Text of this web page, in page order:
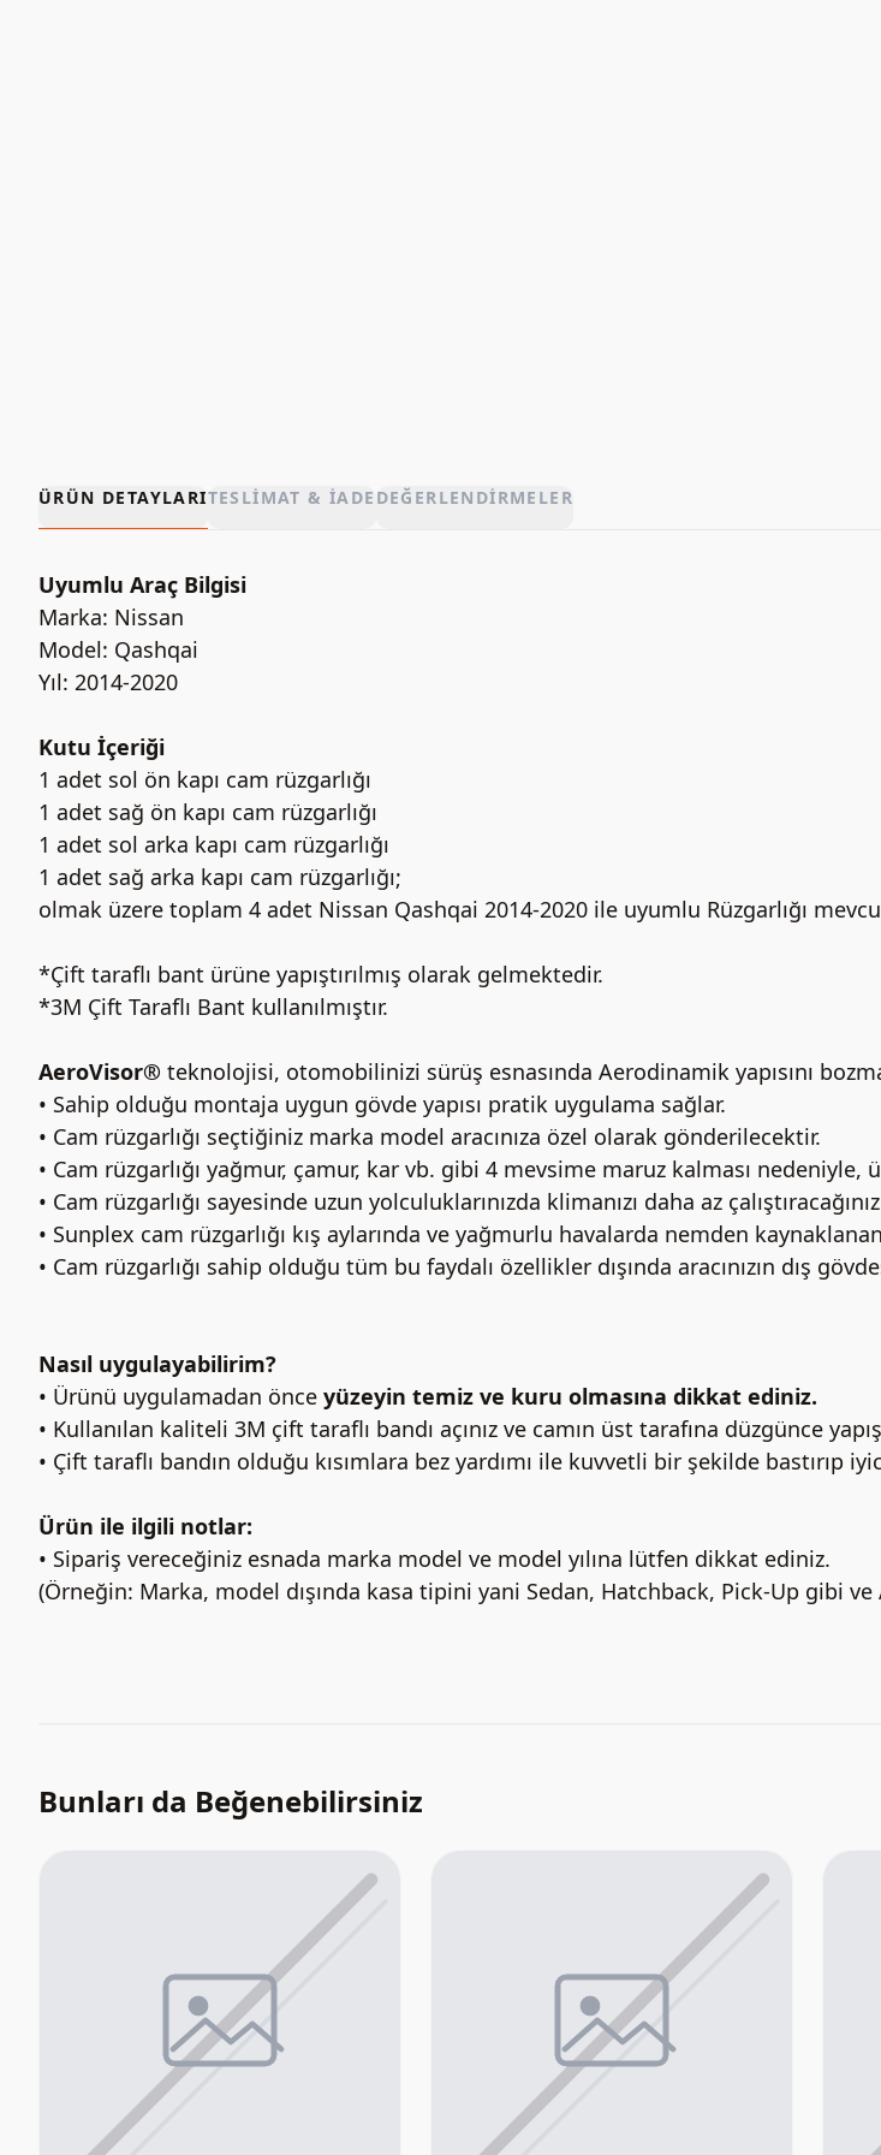
ÜRÜN DETAYLARITESLIMAT & İADE DEĞERLENDIRMELER
Uyumlu Araç Bilgisi
Marka: Nissan
Model: Qashqai
Yıl: 2014-2020
Kutu İçeriği
1 adet sol ön kapı cam rüzgarlığı
1 adet sağ ön kapı cam rüzgarlığı
1 adet sol arka kapı cam rüzgarlığı
1 adet sağ arka kapı cam rüzgarlığı;
olmak üzere toplam 4 adet Nissan Qashqai 2014-2020 ile uyumlu Rüzgarlığı
*Çift taraflı bant ürüne yapıştırılmış olarak gelmektedir.
*3M Çift Taraflı Bant kullanılmıştır.
AeroVisor® teknolojisi, otomobilinizi sürüş esnasında Aerodinamik yapısını
• Sahip olduğu montaja uygun gövde yapısı pratik uygulama sağlar.
• Cam rüzgarlığı seçtiğiniz marka model aracınıza özel olarak gönderilecektir.
• Cam rüzgarlığı yağmur, çamur, kar vb. gibi 4 mevsime maruz kalması nedeniyle,
• Cam rüzgarlığı sayesinde uzun yolculuklarınızda klimanızı daha az
• Sunplex cam rüzgarlığı kış aylarında ve yağmurlu havalarda nemden
• Cam rüzgarlığı sahip olduğu tüm bu faydalı özellikler dışında aracınızın dış
Nasıl uygulayabilirim?
• Ürünü uygulamadan önce yüzeyin temiz ve kuru olmasına dikkat ediniz.
• Kullanılan kaliteli 3M çift taraflı bandı açınız ve camın üst tarafına düzgünce
• Çift taraflı bandın olduğu kısımlara bez yardımı ile kuvvetli bir şekilde bastırıp
Ürün ile ilgili notlar:
• Sipariş vereceğiniz esnada marka model ve model yılına lütfen dikkat ediniz.
(Örneğin: Marka, model dışında kasa tipini yani Sedan, Hatchback, Pick-Up gibi ve
Bunları da Beğenebilirsiniz